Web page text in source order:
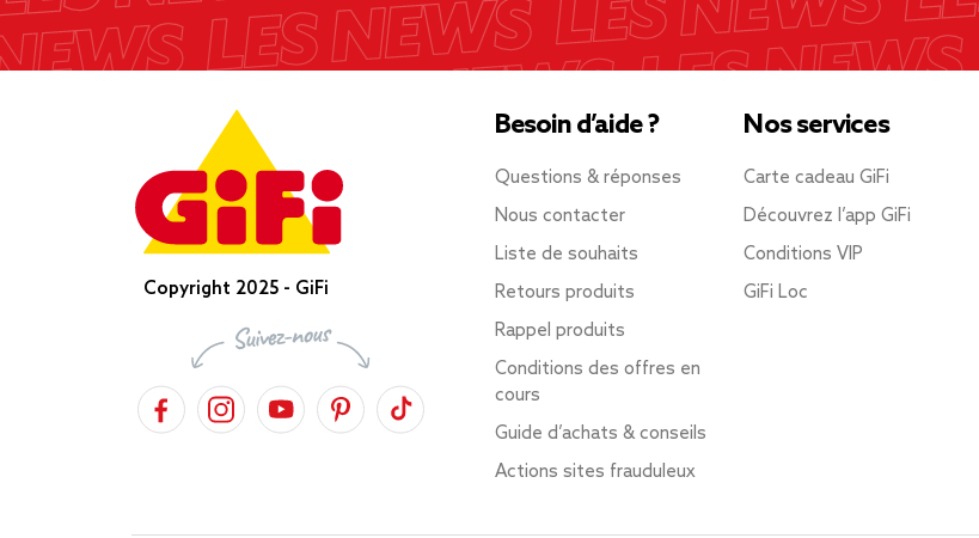
Copyright 2025 - GiFi
Besoin d’aide ?
Questions & réponses
Nous contacter
Liste de souhaits
Retours produits
Rappel produits
Conditions des offres en
cours
Guide d’achats & conseils
Actions sites frauduleux
Nos services
Carte cadeau GiFi
Découvrez l’app GiFi
Conditions VIP
GiFi Loc